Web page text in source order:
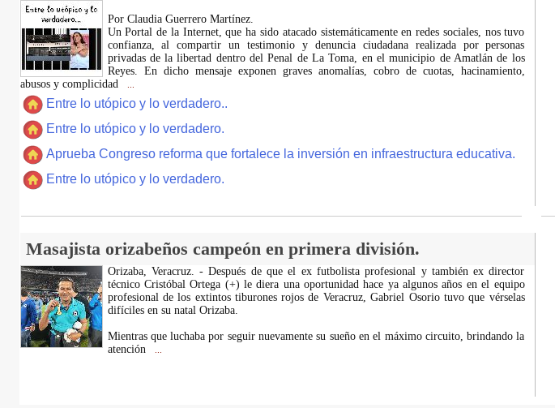
Por Claudia Guerrero Martínez.
​Un Portal de la Internet, que ha sido atacado sistemáticamente en redes sociales, nos tuvo
confianza, al compartir un testimonio y denuncia ciudadana realizada por personas
privadas de la libertad dentro del Penal de La Toma, en el municipio de Amatlán de los
Reyes. En dicho mensaje exponen graves anomalías, cobro de cuotas, hacinamiento,
abusos y complicidad
Entre lo utópico y lo verdadero..
Entre lo utópico y lo verdadero.
Aprueba Congreso reforma que fortalece la inversión en infraestructura educativa.
Entre lo utópico y lo verdadero.
Masajista orizabeños campeón en primera división.
Orizaba, Veracruz. - Después de que el ex futbolista profesional y también ex director
técnico Cristóbal Ortega (+) le diera una oportunidad hace ya algunos años en el equipo
profesional de los extintos tiburones rojos de Veracruz, Gabriel Osorio tuvo que vérselas
difíciles en su natal Orizaba.
Mientras que luchaba por seguir nuevamente su sueño en el máximo circuito, brindando la
atención